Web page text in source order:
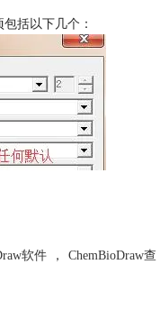
括以下几个：
框的选项
软件 ，
ChemBioDraw查